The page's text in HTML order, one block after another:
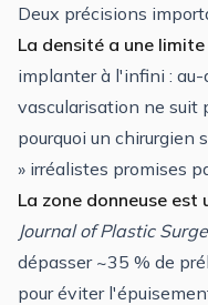
Deux précisions
La densité a une
implanter à l'infini :
vascularisation ne suit
pourquoi un chirurgien
» irréalistes promises
La zone donneuse est
Journal of Plastic
dépasser ~35 % de
pour éviter